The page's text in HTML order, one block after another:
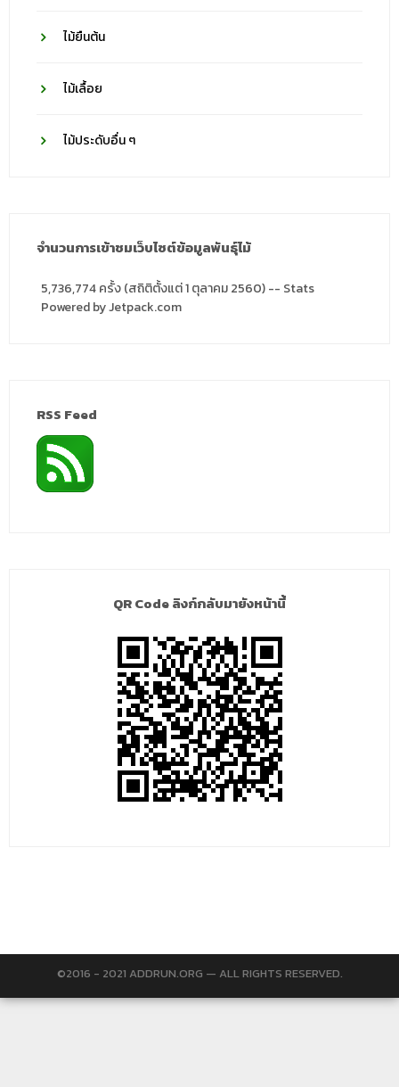
ไม้ยืนต้น
ไม้เลื้อย
ไม้ประดับอื่น ๆ
จำนวนการเข้าชมเว็บไซต์ข้อมูลพันธุ์ไม้
5,736,774 ครั้ง (สถิติตั้งแต่ 1 ตุลาคม 2560) -- Stats
Powered by Jetpack.com
RSS Feed
QR Code ลิงก์กลับมายังหน้านี้
©2016 - 2021 ADDRUN.ORG — ALL RIGHTS RESERVED.